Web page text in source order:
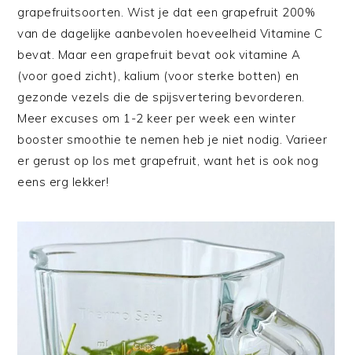
grapefruitsoorten. Wist je dat een grapefruit 200%
van de dagelijke aanbevolen hoeveelheid Vitamine C
bevat. Maar een grapefruit bevat ook vitamine A
(voor goed zicht), kalium (voor sterke botten) en
gezonde vezels die de spijsvertering bevorderen.
Meer excuses om 1-2 keer per week een winter
booster smoothie te nemen heb je niet nodig. Varieer
er gerust op los met grapefruit, want het is ook nog
eens erg lekker!